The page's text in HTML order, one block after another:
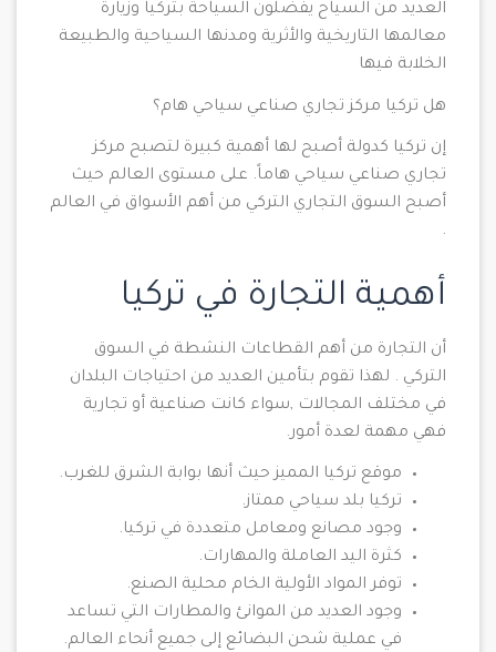
العديد من السياح يفضلون السياحة بتركيا وزيارة
معالمها التاريخية والأثرية ومدنها السياحية والطبيعة
الخلابة فيها
هل تركيا مركز تجاري صناعي سياحي هام؟
إن تركيا كدولة أصبح لها أهمية كبيرة لتصبح مركز
تجاري صناعي سياحي هاماً. على مستوى العالم حيث
أصبح السوق التجاري التركي من أهم الأسواق في العالم
.
أهمية التجارة في تركيا
أن التجارة من أهم القطاعات النشطة في السوق
التركي . لهذا تقوم بتأمين العديد من احتياجات البلدان
في مختلف المجالات ,سواء كانت صناعية أو تجارية
فهي مهمة لعدة أمور.
موقع تركيا المميز حيث أنها بوابة الشرق للغرب.
تركيا بلد سياحي ممتاز.
وجود مصانع ومعامل متعددة في تركيا.
كثرة اليد العاملة والمهارات.
توفر المواد الأولية الخام محلية الصنع.
وجود العديد من الموانئ والمطارات التي تساعد
في عملية شحن البضائع إلى جميع أنحاء العالم.